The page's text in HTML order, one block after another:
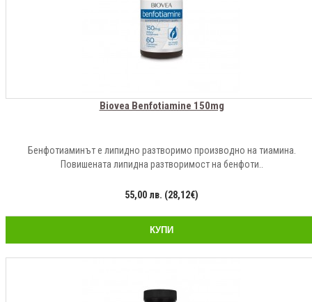
Biovea Benfotiamine 150mg
Бенфотиаминът е липидно разтворимо производно на тиамина.
Повишената липидна разтворимост на бенфоти..
55,00 лв. (28,12€)
КУПИ